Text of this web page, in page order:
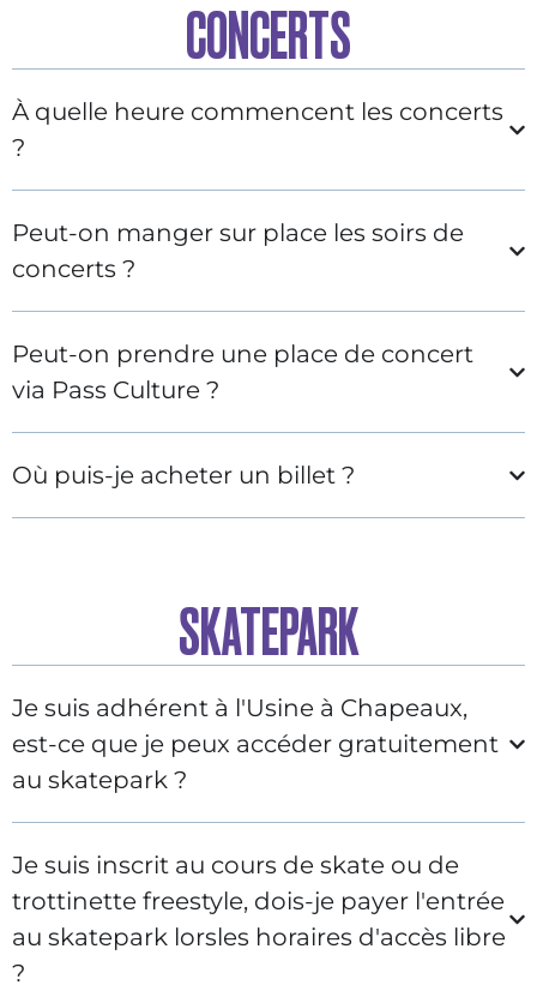
CONCERTS
À quelle heure commencent les concerts
?
Peut-on manger sur place les soirs de
concerts ?
Peut-on prendre une place de concert
via Pass Culture ?
Où puis-je acheter un billet ?
SKATEPARK
Je suis adhérent à l'Usine à Chapeaux,
est-ce que je peux accéder gratuitement
au skatepark ?
Je suis inscrit au cours de skate ou de
trottinette freestyle, dois-je payer l'entrée
au skatepark lorsles horaires d'accès libre
?